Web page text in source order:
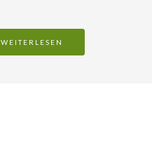
WEITERLESEN